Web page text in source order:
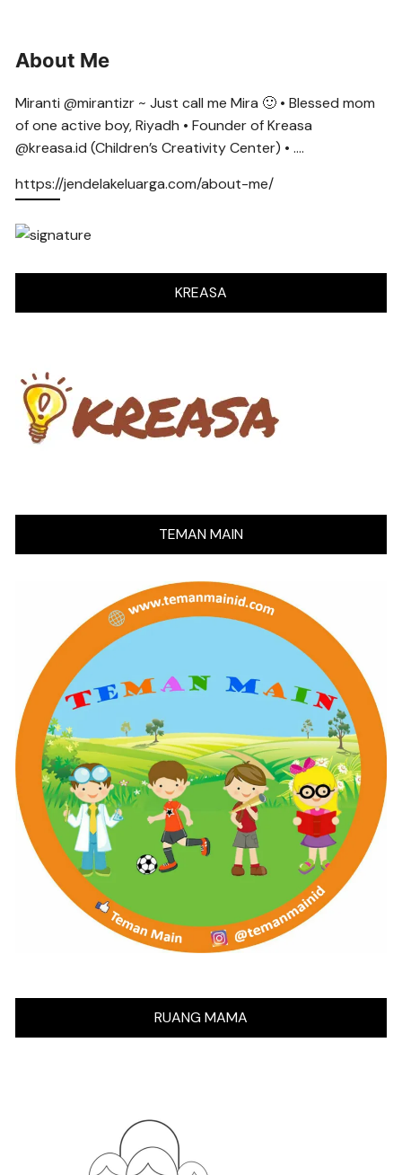
About Me
Miranti @mirantizr ~ Just call me Mira 🙂 • Blessed mom
of one active boy, Riyadh • Founder of Kreasa
@kreasa.id (Children’s Creativity Center) • ….
https://jendelakeluarga.com/about-me/
KREASA
TEMAN MAIN
RUANG MAMA